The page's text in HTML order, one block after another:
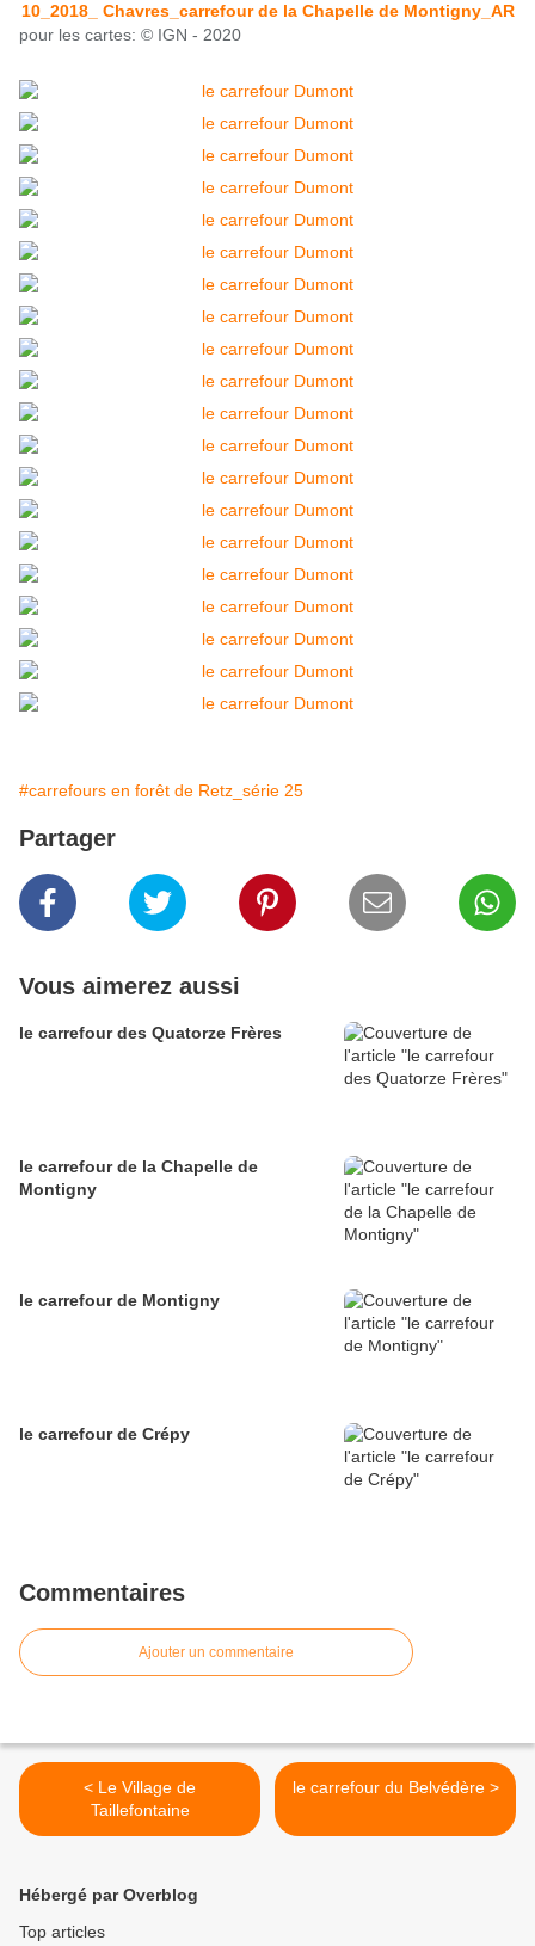
10_2018_ Chavres_carrefour de la Chapelle de Montigny_AR
pour les cartes: © IGN - 2020
#carrefours en forêt de Retz_série 25
Partager
Vous aimerez aussi
le carrefour des Quatorze Frères
le carrefour de la Chapelle de
Montigny
le carrefour de Montigny
le carrefour de Crépy
Commentaires
Ajouter un commentaire
< Le Village de
Taillefontaine
le carrefour du Belvédère >
Hébergé par Overblog
Top articles